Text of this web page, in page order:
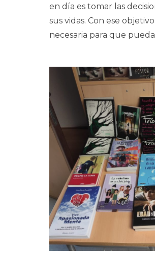
en día es tomar las
sus vidas. Con ese
necesaria para que